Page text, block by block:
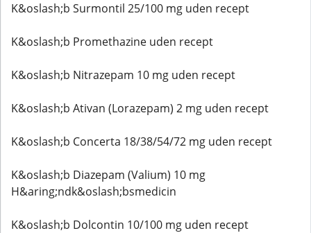
K&oslash;b Surmontil 25/100 mg uden recept
K&oslash;b Promethazine uden recept
K&oslash;b Nitrazepam 10 mg uden recept
K&oslash;b Ativan (Lorazepam) 2 mg uden recept
K&oslash;b Concerta 18/38/54/72 mg uden recept
K&oslash;b Diazepam (Valium) 10 mg
H&aring;ndk&oslash;bsmedicin
K&oslash;b Dolcontin 10/100 mg uden recept